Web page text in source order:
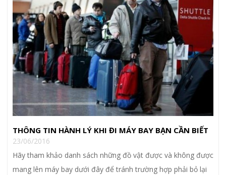
THÔNG TIN HÀNH LÝ KHI ĐI MÁY BAY BẠN CẦN BIẾT
23/06/2016
Hãy tham khảo danh sách những đồ vật được và không được
mang lên máy bay dưới đây để tránh trường hợp phải bỏ lại